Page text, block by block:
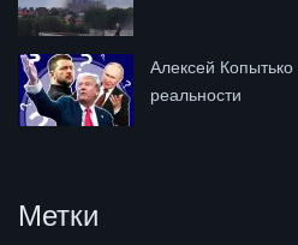
Алексей
реальности
Метки